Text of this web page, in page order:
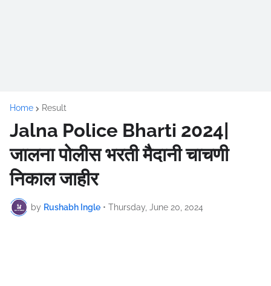
Home Result
Jalna Police Bharti 2024|
जालना पोलीस भरती मैदानी चाचणी
निकाल जाहीर
by Rushabh Ingle • Thursday, June 20, 2024